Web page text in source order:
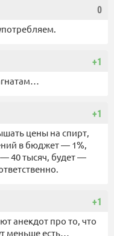
0
+1
+1
цены на спирт,
в бюджет — 1%,
40 тысяч, будет —
+1
анекдот про то, что
меньше есть…